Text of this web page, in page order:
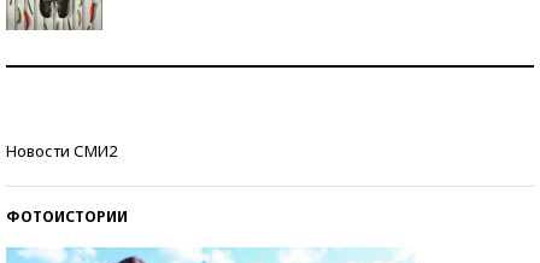
Новости СМИ2
ФОТОИСТОРИИ